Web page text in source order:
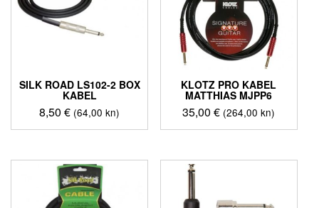
SILK ROAD LS102-2 BOX
KABEL
8,50€ (64,00 kn)
KLOTZ PRO KABEL
MATTHIAS MJPP6
35,00€ (264,00 kn)